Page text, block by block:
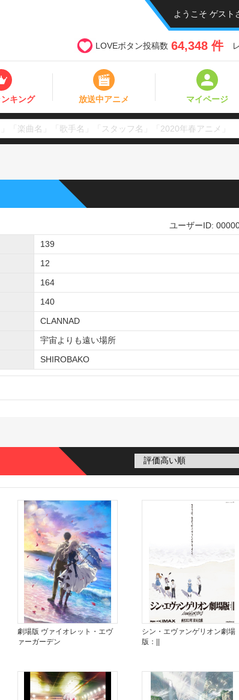
ようこそ ゲスト
LOVEボタン投稿数 64,348 件
キング 放送中アニメ マイページ
ユーザーID:
139
12
164
140
CLANNAD
宇宙よりも遠い場所
SHIROBAKO
劇場版 ヴァイオレット・エヴ
ァーガーデン
シン・エヴァンゲリオン劇場
版：||